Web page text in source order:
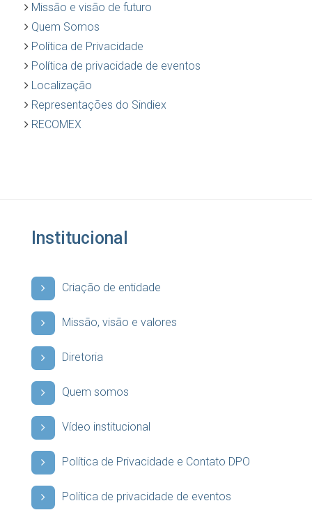
Missão e visão de futuro
Quem Somos
Política de Privacidade
Política de privacidade de eventos
Localização
Representações do Sindiex
RECOMEX
Institucional
Criação de entidade
Missão, visão e valores
Diretoria
Quem somos
Vídeo institucional
Política de Privacidade e Contato DPO
Política de privacidade de eventos